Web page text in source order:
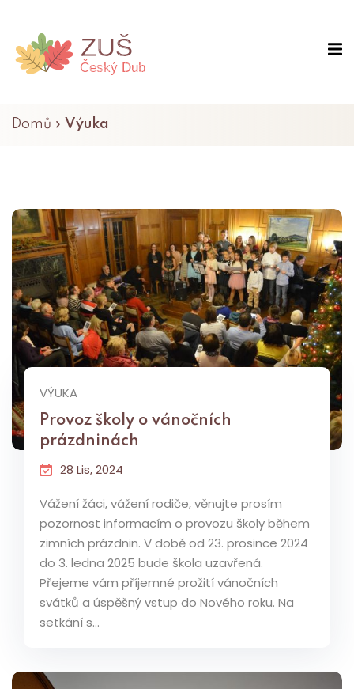
Domů » Výuka
VÝUKA
Provoz školy o vánočních
prázdninách
28 Lis, 2024
Vážení žáci, vážení rodiče, věnujte prosím
pozornost informacím o provozu školy během
zimních prázdnin. V době od 23. prosince 2024
do 3. ledna 2025 bude škola uzavřená.
Přejeme vám příjemné prožití vánočních
svátků a úspěšný vstup do Nového roku. Na
setkání s...